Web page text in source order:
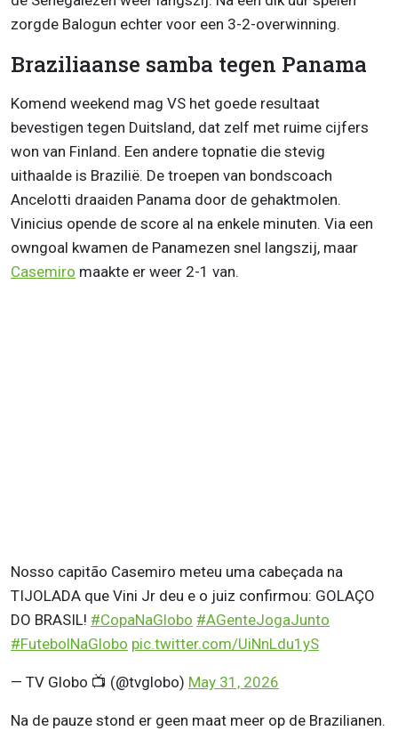
zorgde Balogun echter voor een 3-2-overwinning.
Braziliaanse samba tegen Panama
Komend weekend mag VS het goede resultaat
bevestigen tegen Duitsland, dat zelf met ruime cijfers
won van Finland. Een andere topnatie die stevig
uithaalde is Brazilië. De troepen van bondscoach
Ancelotti draaiden Panama door de gehaktmolen.
Vinicius opende de score al na enkele minuten. Via een
owngoal kwamen de Panamezen snel langszij, maar
Casemiro maakte er weer 2-1 van.
Nosso capitão Casemiro meteu uma cabeçada na
TIJOLADA que Vini Jr deu e o juiz confirmou: GOLAÇO
DO BRASIL! #CopaNaGlobo #AGenteJogaJunto
#FutebolNaGlobo pic.twitter.com/UiNnLdu1yS
— TV Globo 📺 (@tvglobo) May 31, 2026
Na de pauze stond er geen maat meer op de Brazilianen.